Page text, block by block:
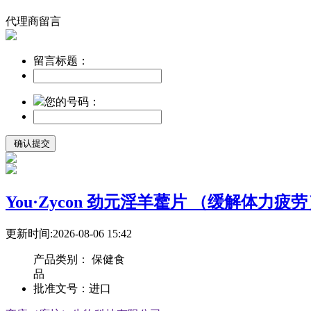
代理商留言
留言标题：
您的号码：
You·Zycon 劲元淫羊藿片 （缓解体力疲
更新时间:2026-08-06 15:42
产品类别： 保健食
品
批准文号： 进口